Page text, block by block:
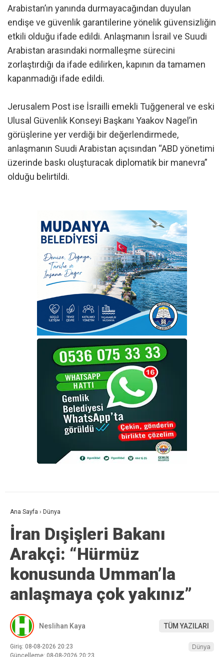
Arabistan’ın yanında durmayacağından duyulan
endişe ve güvenlik garantilerine yönelik güvensizliğin
etkili olduğu ifade edildi. Anlaşmanın İsrail ve Suudi
Arabistan arasındaki normalleşme sürecini
zorlaştırdığı da ifade edilirken, kapının da tamamen
kapanmadığı ifade edildi.
Jerusalem Post ise İsrailli emekli Tuğgeneral ve eski
Ulusal Güvenlik Konseyi Başkanı Yaakov Nagel’in
görüşlerine yer verdiği bir değerlendirmede,
anlaşmanın Suudi Arabistan açısından “ABD yönetimi
üzerinde baskı oluşturacak diplomatik bir manevra”
olduğu belirtildi.
Ana Sayfa › Dünya
İran Dışişleri Bakanı
Arakçi: “Hürmüz
konusunda Umman’la
anlaşmaya çok yakınız”
Neslihan Kaya TÜM YAZILARI
Giriş: 08-08-2026 20:23
Dünya